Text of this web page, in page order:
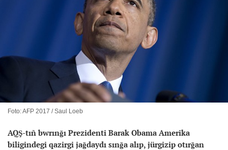
Foto: AFP 2017 / Saul Loeb
AQŞ-tıñ bwrınğı Prezidenti Barak Obama Amerika
biligindegi qazirgi jağdaydı sınğa alıp, jürgizip otırğan